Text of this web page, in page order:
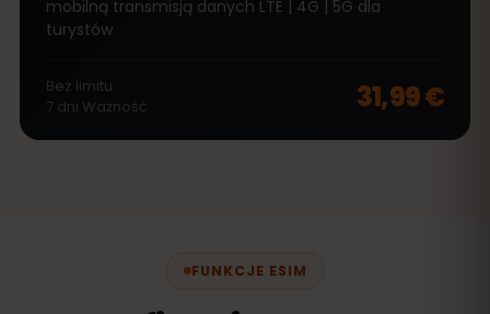
mobilną transmisją danych LTE | 4G | 5G dla
turystów
Bez limitu
7 dni Ważność 31,99 €
FUNKCJE ESIM